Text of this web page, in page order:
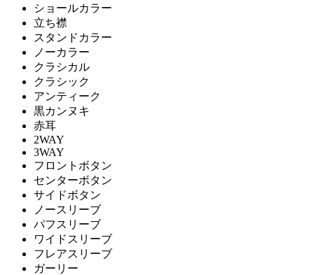
ショールカラー
立ち襟
スタンドカラー
ノーカラー
クラシカル
クラシック
アンティーク
黒カンヌキ
赤耳
2WAY
3WAY
フロントボタン
センターボタン
サイドボタン
ノースリーブ
パフスリーブ
ワイドスリーブ
フレアスリーブ
ガーリー